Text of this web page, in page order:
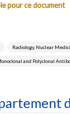
pour ce document
Radiology, Nuclear
and Polyclonal